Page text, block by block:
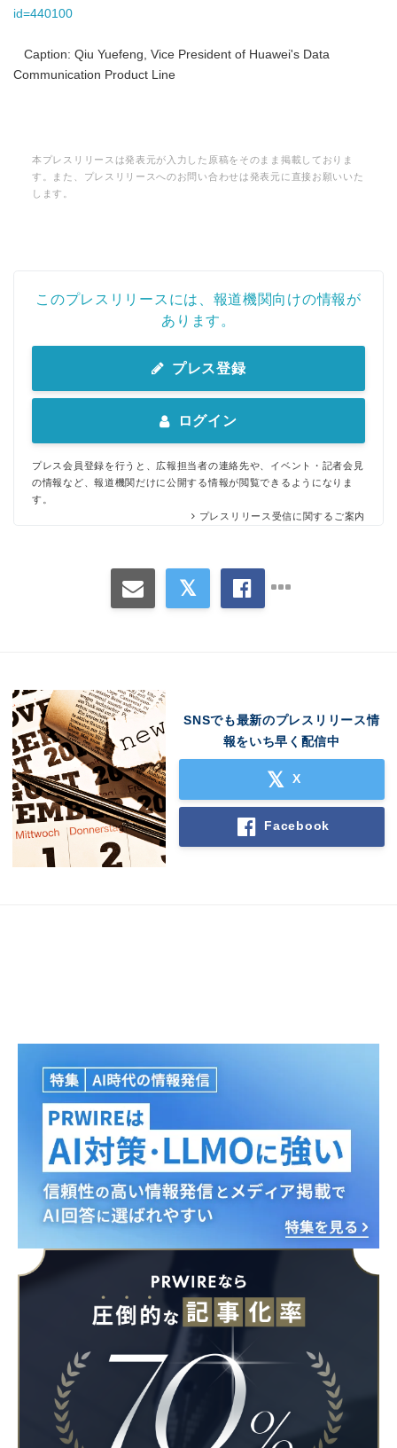
id=440100
Caption: Qiu Yuefeng, Vice President of Huawei's Data
Communication Product Line
本プレスリリースは発表元が入力した原稿をそのまま掲載しておりま
す。また、プレスリリースへのお問い合わせは発表元に直接お願いいた
します。
このプレスリリースには、報道機関向けの情報が
あります。
プレス登録
ログイン
プレス会員登録を行うと、広報担当者の連絡先や、イベント・記者会見
の情報など、報道機関だけに公開する情報が閲覧できるようになりま
す。
プレスリリース受信に関するご案内
SNSでも最新のプレスリリース情
報をいち早く配信中
X
Facebook
Japanese
English